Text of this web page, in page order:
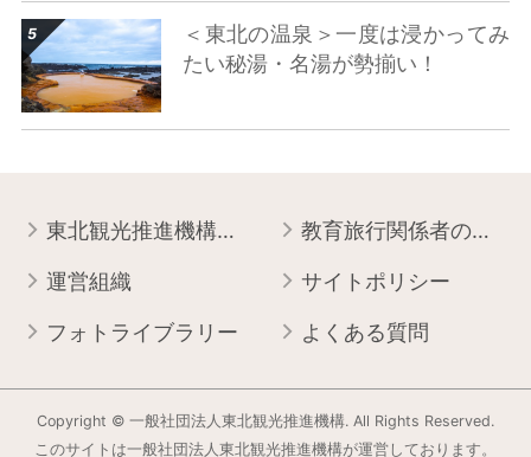
＜東北の温泉＞一度は浸かってみ
たい秘湯・名湯が勢揃い！
詳細はこちら
東北観光推進機構について 教育旅行関係者の皆様へ
運営組織 サイトポリシー
フォトライブラリー よくある質問
Copyright © 一般社団法人東北観光推進機構. All Rights Reserved.
このサイトは⼀般社団法⼈東北観光推進機構が運営しております。